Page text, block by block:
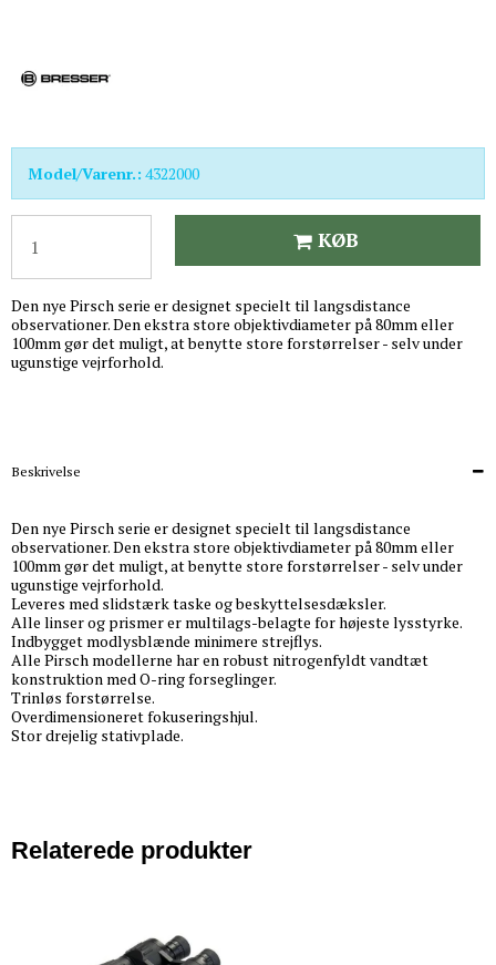
Model/Varenr.: 4322000
KØB
Den nye Pirsch serie er designet specielt til langsdistance
observationer. Den ekstra store objektivdiameter på 80mm eller
100mm gør det muligt, at benytte store forstørrelser - selv under
ugunstige vejrforhold.
Beskrivelse
Den nye Pirsch serie er designet specielt til langsdistance
observationer. Den ekstra store objektivdiameter på 80mm eller
100mm gør det muligt, at benytte store forstørrelser - selv under
ugunstige vejrforhold.
Leveres med slidstærk taske og beskyttelsesdæksler.
Alle linser og prismer er multilags-belagte for højeste lysstyrke.
Indbygget modlysblænde minimere strejflys.
Alle Pirsch modellerne har en robust nitrogenfyldt vandtæt
konstruktion med O-ring forseglinger.
Trinløs forstørrelse.
Overdimensioneret fokuseringshjul.
Stor drejelig stativplade.
Relaterede produkter